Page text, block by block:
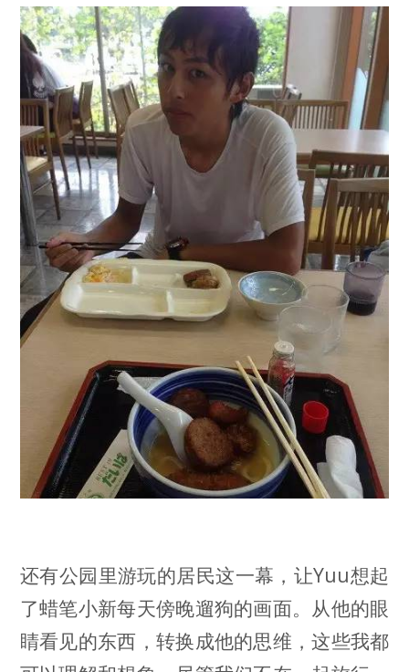
还有公园里游玩的居民这一幕，让Yuu想起
了蜡笔小新每天傍晚遛狗的画面。从他的眼
睛看见的东西，转换成他的思维，这些我都